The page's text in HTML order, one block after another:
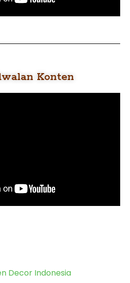
Konten
Decor Indonesia